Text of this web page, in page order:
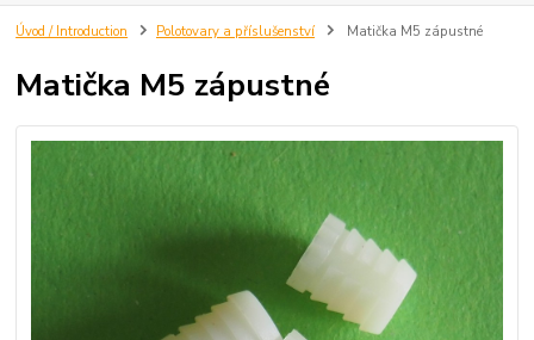
Úvod / Introduction Polotovary a příslušenství Matička M5 zápustné
Matička M5 zápustné